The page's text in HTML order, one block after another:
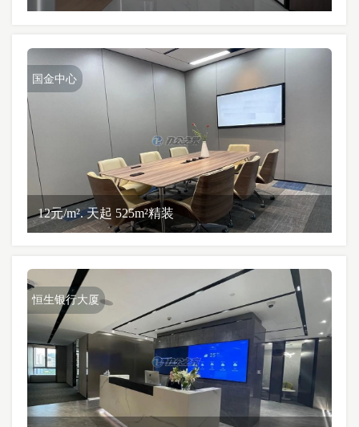
国金中心
12元/m². 天起 525m²精装
恒生银行大厦